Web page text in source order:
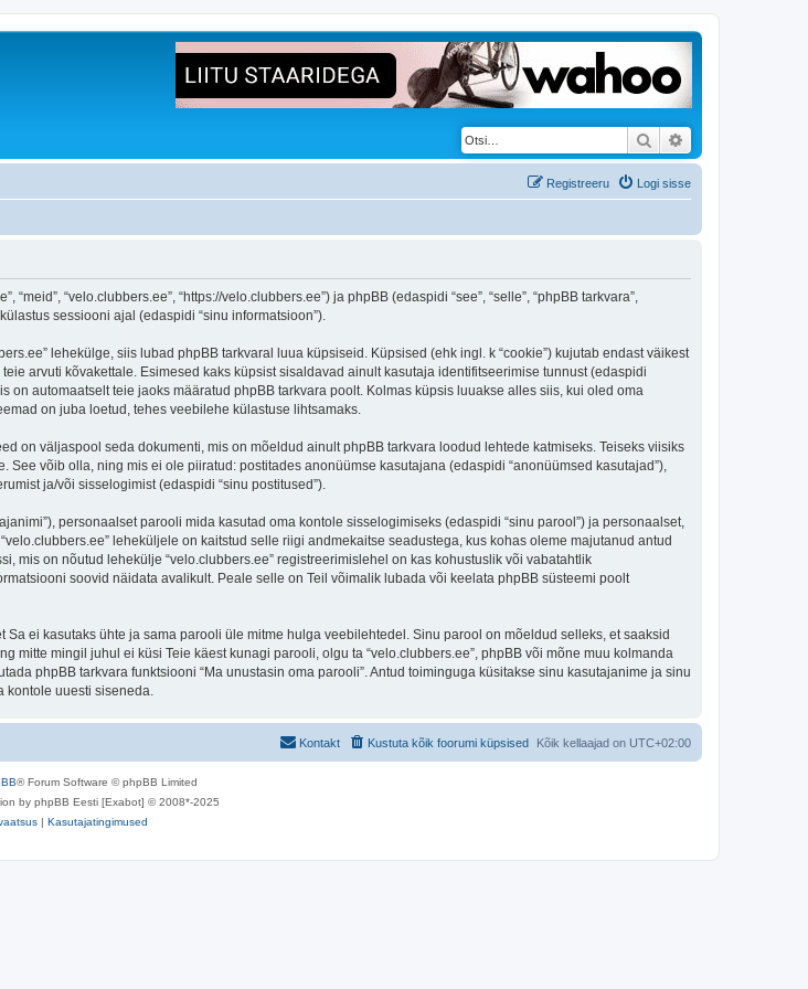
Otsi
Logi sisse
Registreeru
“velo.clubbers.ee”, “https://velo.clubbers.ee”) ja phpBB (edaspidi “see”, “selle”, “phpBB tarkvara”,
sessiooni ajal (edaspidi “sinu informatsioon”).
lehekülge, siis lubad phpBB tarkvaral luua küpsiseid. Küpsised (ehk ingl. k “cookie”) kujutab endast väikest
arvuti kõvakettale. Esimesed kaks küpsist sisaldavad ainult kasutaja identifitseerimise tunnust (edaspidi
on automaatselt teie jaoks määratud phpBB tarkvara poolt. Kolmas küpsis luuakse alles siis, kui oled oma
on juba loetud, tehes veebilehe külastuse lihtsamaks.
on väljaspool seda dokumenti, mis on mõeldud ainult phpBB tarkvara loodud lehtede katmiseks. Teiseks viisiks
võib olla, ning mis ei ole piiratud: postitades anonüümse kasutajana (edaspidi “anonüümsed kasutajad”),
ja/või sisselogimist (edaspidi “sinu postitused”).
personaalset parooli mida kasutad oma kontole sisselogimiseks (edaspidi “sinu parool”) ja personaalset,
leheküljele on kaitstud selle riigi andmekaitse seadustega, kus kohas oleme majutanud antud
on nõutud lehekülje “velo.clubbers.ee” registreerimislehel on kas kohustuslik või vabatahtlik
soovid näidata avalikult. Peale selle on Teil võimalik lubada või keelata phpBB süsteemi poolt
ei kasutaks ühte ja sama parooli üle mitme hulga veebilehtedel. Sinu parool on mõeldud selleks, et saaksid
mitte mingil juhul ei küsi Teie käest kunagi parooli, olgu ta “velo.clubbers.ee”, phpBB või mõne muu kolmanda
phpBB tarkvara funktsiooni “Ma unustasin oma parooli”. Antud toiminguga küsitakse sinu kasutajanime ja sinu
kontole uuesti siseneda.
Kõik kellaajad on UTC+02:00
Kustuta kõik foorumi küpsised
Kontakt
® Forum Software © phpBB Limited
by phpBB Eesti [Exabot] © 2008*-2025
| Kasutajatingimused